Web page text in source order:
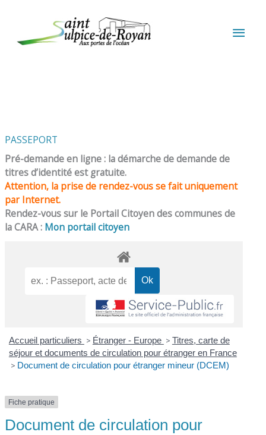
PASSEPORT
Pré-demande en ligne : la démarche de demande de
titres d’identité est gratuite.
Attention, la prise de rendez-vous se fait uniquement
par Internet.
Rendez-vous sur le Portail Citoyen des communes de
la CARA : Mon portail citoyen
Accueil particuliers > Étranger - Europe > Titres, carte de
séjour et documents de circulation pour étranger en France
> Document de circulation pour étranger mineur (DCEM)
Fiche pratique
Document de circulation pour